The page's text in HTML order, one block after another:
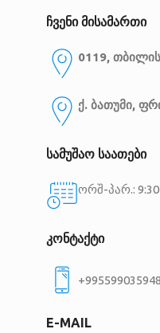
ჩვენი მისამართი
0119,
ქ. ბათუმი,
სამუშაო საათები
ორშ-პარ.: 9:30
კონტაქტი
+995599035948
E-MAIL